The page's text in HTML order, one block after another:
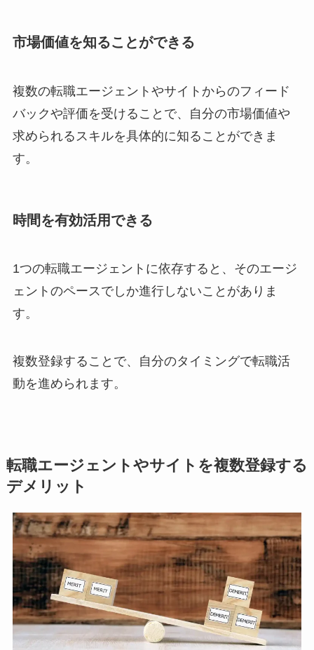
市場価値を知ることができる
複数の転職エージェントやサイトからのフィード
バックや評価を受けることで、自分の市場価値や
求められるスキルを具体的に知ることができま
す。
時間を有効活用できる
1つの転職エージェントに依存すると、そのエージ
ェントのペースでしか進行しないことがありま
す。
複数登録することで、自分のタイミングで転職活
動を進められます。
転職エージェントやサイトを複数登録する
デメリット